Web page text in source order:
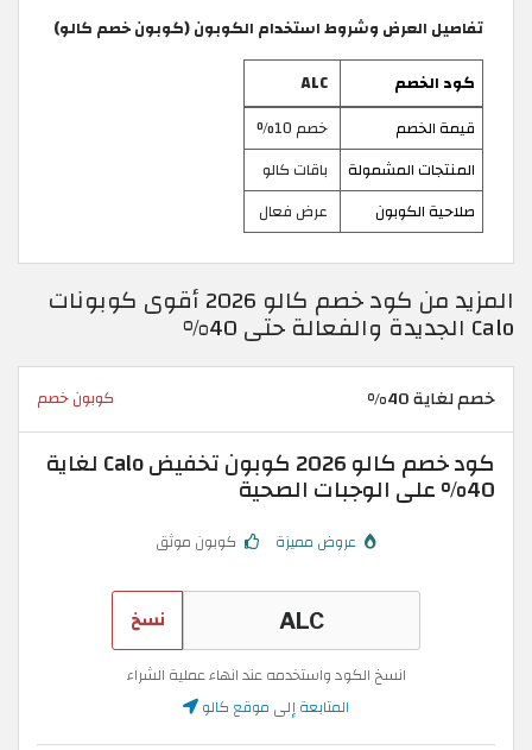
تفاصيل العرض وشروط استخدام الكوبون (كوبون خصم كالو)
كود الخصم
ALC
قيمة الخصم
خصم 10%
المنتجات المشمولة
باقات كالو
صلاحية الكوبون
عرض فعال
المزيد من كود خصم كالو 2026 أقوى كوبونات
Calo الجديدة والفعالة حتى 40%
خصم لغاية 40% كوبون خصم
كود خصم كالو 2026 كوبون تخفيض Calo لغاية
40% على الوجبات الصحية
عروض مميزة كوبون موثق
نسخ
انسخ الكود واستخدمه عند انهاء عملية الشراء
المتابعة إلى موقع كالو